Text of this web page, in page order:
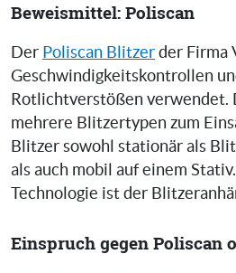
Beweismittel: Poliscan
Der Poliscan Blitzer der Firma
Geschwindigkeitskontrollen
Rotlichtverstößen verwendet.
mehrere Blitzertypen zum
Blitzer sowohl stationär als
als auch mobil auf einem
Technologie ist der
Einspruch gegen Poliscan